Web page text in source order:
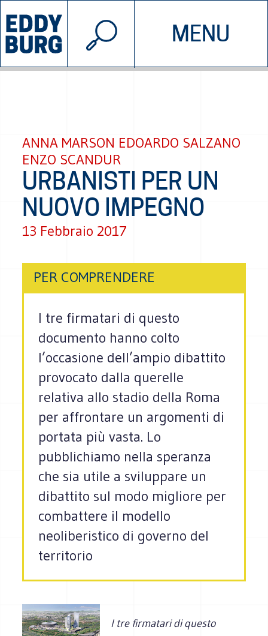
MENU
INIZIATIVE CHI SIAMO
© 2026 EDDYBURG
ANNA MARSON EDOARDO SALZANO
ENZO SCANDUR
URBANISTI PER UN
NUOVO IMPEGNO
13 Febbraio 2017
PER COMPRENDERE
I tre firmatari di questo
documento hanno colto
l’occasione dell’ampio dibattito
provocato dalla querelle
relativa allo stadio della Roma
per affrontare un argomenti di
portata più vasta. Lo
pubblichiamo nella speranza
che sia utile a sviluppare un
dibattito sul modo migliore per
combattere il modello
neoliberistico di governo del
territorio
I tre firmatari di questo